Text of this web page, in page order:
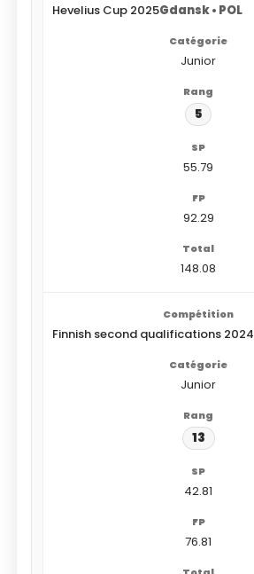
Hevelius Cup 2025Gdansk • POL
Junior
5
55.79
92.29
148.08
Finnish second qualifications 2024
Junior
13
42.81
76.81